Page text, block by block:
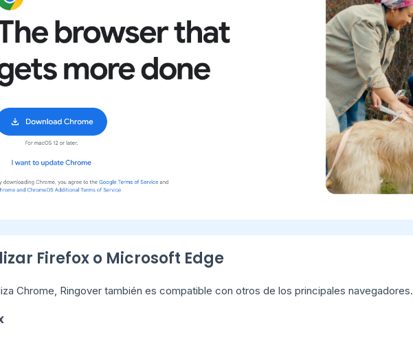
Firefox o Microsoft Edge
Chrome, Ringover también es compatible con otros de los principales navegadores.